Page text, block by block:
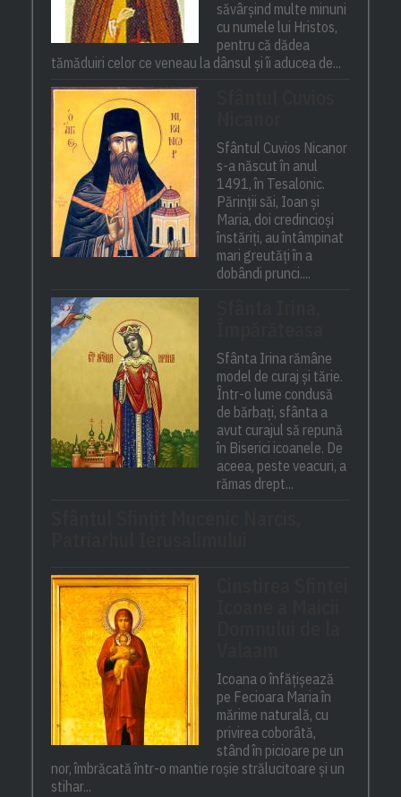
săvârșind multe minuni
cu numele lui Hristos,
pentru că dădea
tămăduiri celor ce veneau la dânsul și îi aducea de...
Sfântul Cuvios Nicanor
s-a născut în anul
1491, în Tesalonic.
Părinții săi, Ioan și
Maria, doi credincioși
înstăriți, au întâmpinat
mari greutăți în a
dobândi prunci....
Sfânta Irina rămâne
model de curaj și tărie.
Într-o lume condusă
de bărbați, sfânta a
avut curajul să repună
în Biserici icoanele. De
aceea, peste veacuri, a
rămas drept...
Icoana o înfățișează
pe Fecioara Maria în
mărime naturală, cu
privirea coborâtă,
stând în picioare pe un
nor, îmbrăcată într-o mantie roșie strălucitoare și un
stihar...